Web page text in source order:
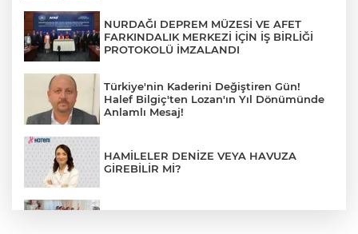
NURDAĞI DEPREM MÜZESİ VE AFET
FARKINDALIK MERKEZİ İÇİN İŞ BİRLİĞİ
PROTOKOLÜ İMZALANDI
Türkiye'nin Kaderini Değiştiren Gün!
Halef Bilgiç'ten Lozan'ın Yıl Dönümünde
Anlamlı Mesaj!
HAMİLELER DENİZE VEYA HAVUZA
GİREBİLİR Mİ?